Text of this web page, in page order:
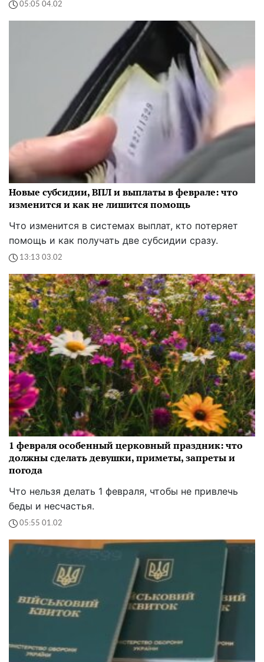
05:05 04.02
Новые субсидии, ВПЛ и выплаты в феврале: что
изменится и как не лишится помощь
Что изменится в системах выплат, кто потеряет
помощь и как получать две субсидии сразу.
13:13 03.02
1 февраля особенный церковный праздник: что
должны сделать девушки, приметы, запреты и
погода
Что нельзя делать 1 февраля, чтобы не привлечь
беды и несчастья.
05:55 01.02